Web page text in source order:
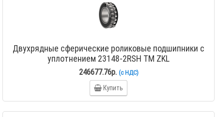
Двухрядные сферические роликовые подшипники с
уплотнением 23148-2RSH TM ZKL
246677.76р. (с НДС)
Купить